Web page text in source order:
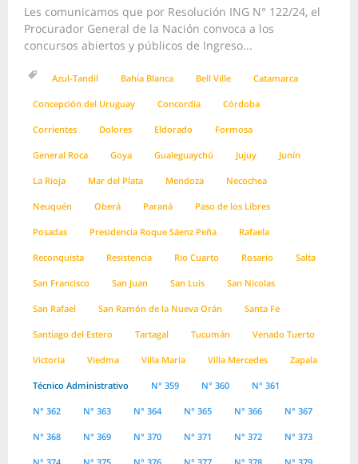
Les comunicamos que por Resolución ING N° 122/24, el
Procurador General de la Nación convoca a los
concursos abiertos y públicos de Ingreso...
Azul-Tandil Bahía Blanca Bell Ville Catamarca
Concepción del Uruguay Concordia Córdoba
Corrientes Dolores Eldorado Formosa
General Roca Goya Gualeguaychú Jujuy Junín
La Rioja Mar del Plata Mendoza Necochea
Neuquén Oberá Paraná Paso de los Libres
Posadas Presidencia Roque Sáenz Peña Rafaela
Reconquista Resistencia Rio Cuarto Rosario Salta
San Francisco San Juan San Luis San Nicolas
San Rafael San Ramón de la Nueva Orán Santa Fe
Santiago del Estero Tartagal Tucumán Venado Tuerto
Victoria Viedma Villa Maria Villa Mercedes Zapala
Técnico Administrativo N° 359 N° 360 N° 361
N° 362 N° 363 N° 364 N° 365 N° 366 N° 367
N° 368 N° 369 N° 370 N° 371 N° 372 N° 373